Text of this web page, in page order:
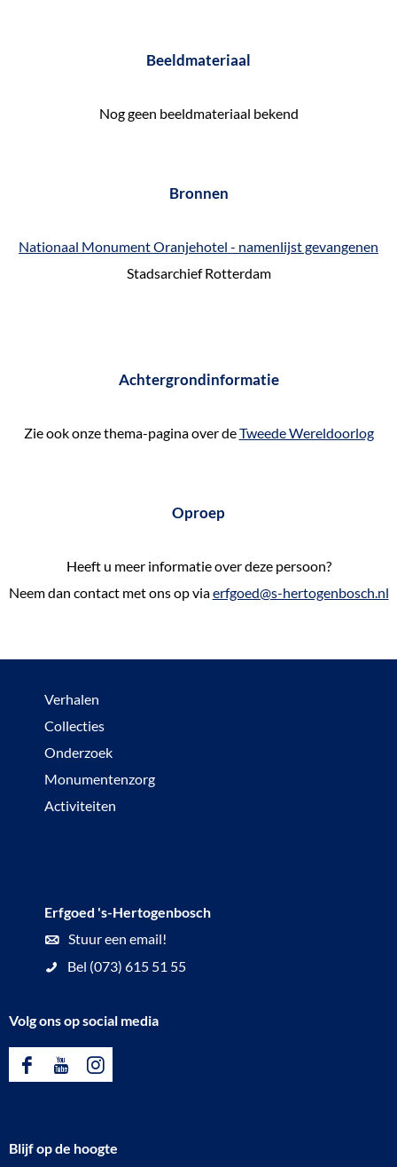
Beeldmateriaal
Nog geen beeldmateriaal bekend
Bronnen
Nationaal Monument Oranjehotel - namenlijst gevangenen
Stadsarchief Rotterdam
Achtergrondinformatie
Zie ook onze thema-pagina over deTweede Wereldoorlog
Oproep
Heeft u meer informatie over deze persoon?
Neem dan contact met ons op viaerfgoed@s-hertogenbosch.nl
Verhalen
Collecties
Onderzoek
Monumentenzorg
Activiteiten
Erfgoed 's-Hertogenbosch
Stuur een email!
Bel (073) 615 51 55
Volg ons op social media
F
e
Y
T
I
t
Blijf op de hoogte